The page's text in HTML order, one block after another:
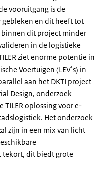
vooruitgang is de
en dit heeft tot
dit project minder
in de logistieke
ziet enorme potentie in
Voertuigen (LEV’s) in
aan het DKTI project
Design, onderzoek
TILER oplossing voor e-
Het onderzoek
zijn in een mix van licht
tekort, dit biedt grote